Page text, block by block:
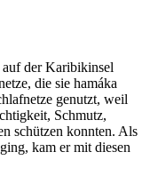
auf der Karibikinsel
die sie hamáka
genutzt, weil
Schmutz,
schützen konnten. Als
kam er mit diesen